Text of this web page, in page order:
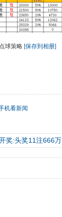
点球策略 [保存到相册]
机看新闻
奖:头奖11注666万